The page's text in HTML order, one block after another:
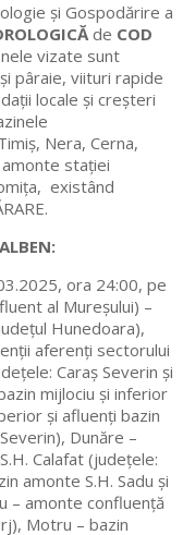
și Gospodărire a
de COD
vizate sunt
pâraie, viituri rapide
locale şi creşteri
Nera, Cerna,
stației
existând
ora 24:00, pe
al Mureşului) –
Hunedoara),
aferenţi sectorului
Caraş Severin şi
mijlociu și inferior
şi afluenţi bazin
Dunăre –
Calafat (judeţele:
amonte S.H. Sadu şi
– amonte confluenţă
Motru – bazin